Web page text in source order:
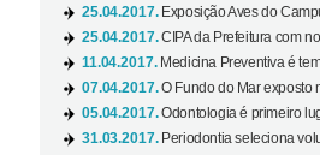
25.04.2017. Exposição Aves do
25.04.2017.CIPA da Prefeitura com
11.04.2017. Medicina Preventiva é
07.04.2017.O Fundo do Mar exposto
05.04.2017.Odontologia é primeiro
31.03.2017. Periodontia seleciona